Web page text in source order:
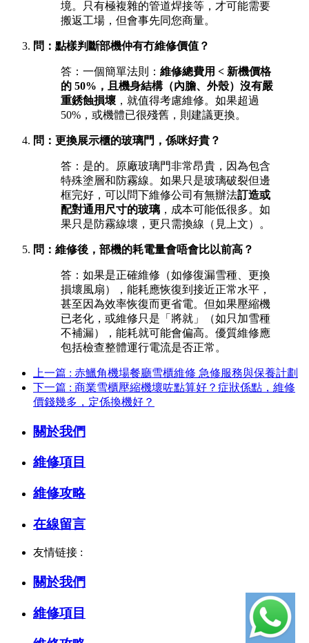
境。只有極複雜的管道焊接等，才可能需要
搬返工場，但會事先同您商量。
問：點樣判斷部機仲有冇維修價值？
答：一個簡單法則： 維修總費用 < 新機價格
的 50%，且機身結構（內膽、外殼）沒有嚴
重銹蝕損壞 ，就值得考慮維修。如果超過
50%，或機體已很殘舊，則建議更換。
問：更換展示櫃的玻璃門，係咪好貴？
答：是的。原廠玻璃門非常昂貴，因為包含
特殊塗層和防霧線。如果只是玻璃破裂但邊
框完好，可以問下維修公司有無辦法訂造或
配對通用尺寸的玻璃 ，成本可能低很多。如
果只是防霧線壞，更只需換線（見上文）。
問：維修後，部機的耗電量會唔會比以前高？
答：如果是正確維修（如修復漏雪種、更換
損壞風扇），能耗應恢復到接近正常水平，
甚至因為效率恢復而更省電。但如果壓縮機
已老化，或維修只是「將就」（如只加雪種
不補漏），能耗就可能會偏高。優質維修應
包括檢查整體運行電流是否正常。
上一篇 : 赤鱲角機場餐廳雪櫃維修 急修服務與保養計劃
下一篇 : 商業雪櫃壓縮機壞咗點算好？症狀係點，維修
價錢幾多，定係換機好？
關於我們
維修項目
維修攻略
在線留言
友情链接 :
關於我們
維修項目